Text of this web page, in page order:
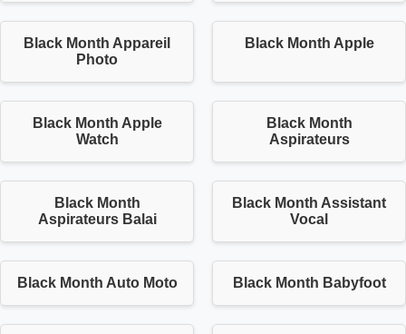
Black Month Appareil
Photo
Black Month Apple
Black Month Apple
Watch
Black Month
Aspirateurs
Black Month
Aspirateurs Balai
Black Month Assistant
Vocal
Black Month Auto Moto Black Month Babyfoot